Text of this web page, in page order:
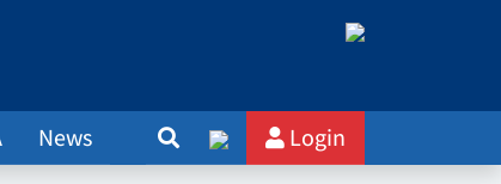
News Login